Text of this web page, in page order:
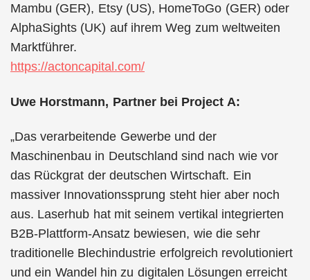
Mambu (GER), Etsy (US), HomeToGo (GER) oder
AlphaSights (UK) auf ihrem Weg zum weltweiten
Marktführer.
https://actoncapital.com/
Uwe Horstmann, Partner bei Project A:
„Das verarbeitende Gewerbe und der
Maschinenbau in Deutschland sind nach wie vor
das Rückgrat der deutschen Wirtschaft. Ein
massiver Innovationssprung steht hier aber noch
aus. Laserhub hat mit seinem vertikal integrierten
B2B-Plattform-Ansatz bewiesen, wie die sehr
traditionelle Blechindustrie erfolgreich revolutioniert
und ein Wandel hin zu digitalen Lösungen erreicht